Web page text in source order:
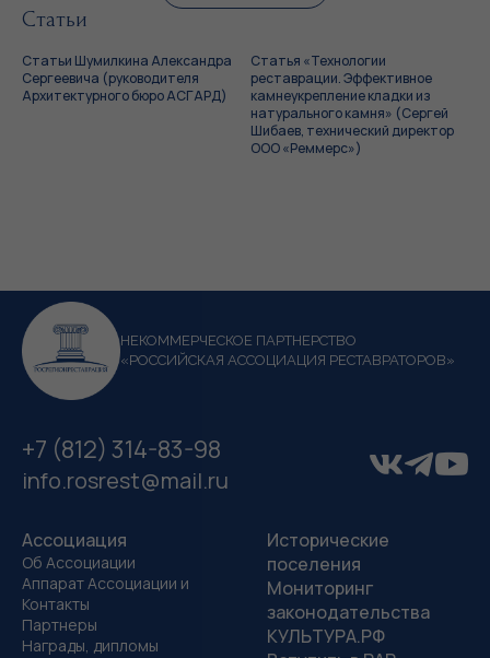
Статьи
Статьи Шумилкина Александра
Сергеевича (руководителя
Архитектурного бюро АСГАРД)
Статья «Технологии
реставрации. Эффективное
камнеукрепление кладки из
натурального камня» (Сергей
Шибаев, технический директор
ООО «Реммерс»)
НЕКОММЕРЧЕСКОЕ ПАРТНЕРСТВО
«РОССИЙСКАЯ АССОЦИАЦИЯ РЕСТАВРАТОРОВ»
+7 (812) 314-83-98
info.rosrest@mail.ru
Ассоциация
Об Ассоциации
Аппарат Ассоциации и
Контакты
Партнеры
Награды, дипломы
Исторические
поселения
Мониторинг
законодательства
КУЛЬТУРА.РФ